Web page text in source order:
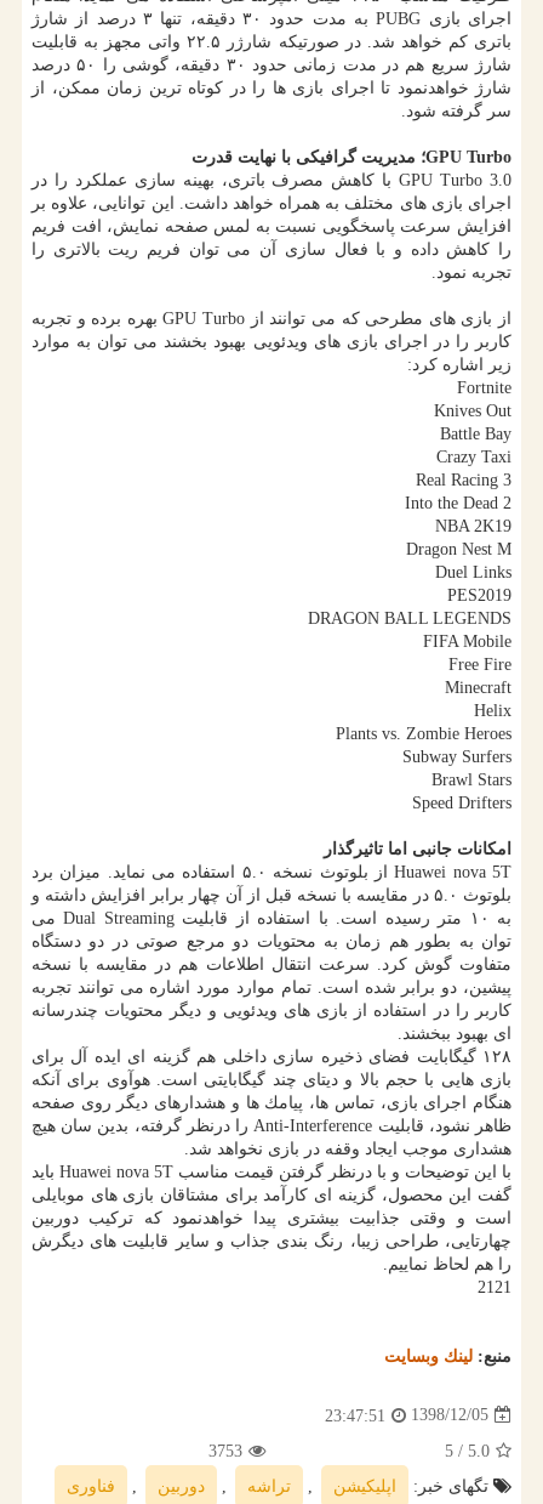
اجرای بازی PUBG به مدت حدود ۳۰ دقیقه، تنها ۳ درصد از شارژ
باتری كم خواهد شد. در صورتیكه شارژر ۲۲.۵ واتی مجهز به قابلیت
شارژ سریع هم در مدت زمانی حدود ۳۰ دقیقه، گوشی را ۵۰ درصد
شارژ خواهدنمود تا اجرای بازی ها را در كوتاه ترین زمان ممكن، از
سر گرفته شود.
GPU Turbo؛ مدیریت گرافیكی با نهایت قدرت
GPU Turbo 3.0 با كاهش مصرف باتری، بهینه سازی عملكرد را در
اجرای بازی های مختلف به همراه خواهد داشت. این توانایی، علاوه بر
افزایش سرعت پاسخگویی نسبت به لمس صفحه نمایش، افت فریم
را كاهش داده و با فعال سازی آن می توان فریم ریت بالاتری را
تجربه نمود.
از بازی های مطرحی كه می توانند از GPU Turbo بهره برده و تجربه
كاربر را در اجرای بازی های ویدئویی بهبود بخشند می توان به موارد
زیر اشاره كرد:
Fortnite
Knives Out
Battle Bay
Crazy Taxi
Real Racing 3
Into the Dead 2
NBA 2K19
Dragon Nest M
Duel Links
PES2019
DRAGON BALL LEGENDS
FIFA Mobile
Free Fire
Minecraft
Helix
Plants vs. Zombie Heroes
Subway Surfers
Brawl Stars
Speed Drifters
امكانات جانبی اما تاثیرگذار
Huawei nova 5T از بلوتوث نسخه ۵.۰ استفاده می نماید. میزان برد
بلوتوث ۵.۰ در مقایسه با نسخه قبل از آن چهار برابر افزایش داشته و
به ۱۰ متر رسیده است. با استفاده از قابلیت Dual Streaming می
توان به بطور هم زمان به محتویات دو مرجع صوتی در دو دستگاه
متفاوت گوش كرد. سرعت انتقال اطلاعات هم در مقایسه با نسخه
پیشین، دو برابر شده است. تمام موارد مورد اشاره می توانند تجربه
كاربر را در استفاده از بازی های ویدئویی و دیگر محتویات چندرسانه
ای بهبود ببخشند.
۱۲۸ گیگابایت فضای ذخیره سازی داخلی هم گزینه ای ایده آل برای
بازی هایی با حجم بالا و دیتای چند گیگابایتی است. هوآوی برای آنكه
هنگام اجرای بازی، تماس ها، پیامك ها و هشدارهای دیگر روی صفحه
ظاهر نشود، قابلیت Anti-Interference را درنظر گرفته، بدین سان هیچ
هشداری موجب ایجاد وقفه در بازی نخواهد شد.
با این توضیحات و با درنظر گرفتن قیمت مناسب Huawei nova 5T باید
گفت این محصول، گزینه ای كارآمد برای مشتاقان بازی های موبایلی
است و وقتی جذابیت بیشتری پیدا خواهدنمود كه تركیب دوربین
چهارتایی، طراحی زیبا، رنگ بندی جذاب و سایر قابلیت های دیگرش
را هم لحاظ نماییم.
2121
منبع: لینك وبسایت
1398/12/05
23:47:51
5.0
/ 5
3753
تگهای خبر:
اپلیكیشن , تراشه , دوربین , فناوری